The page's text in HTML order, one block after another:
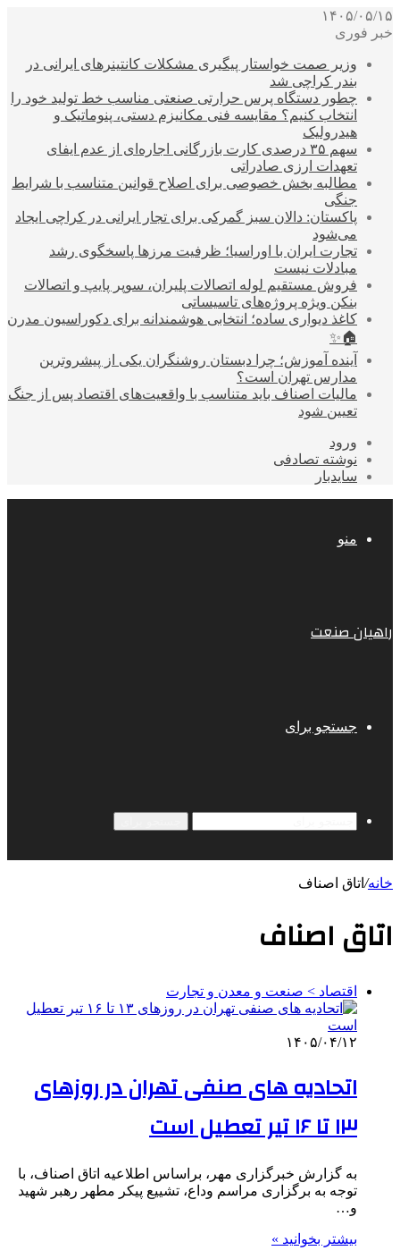
۱۴۰۵/۰۵/۱۵
خبر فوری
وزیر صمت خواستار پیگیری مشکلات کانتینرهای ایرانی در
بندر کراچی شد
چطور دستگاه پرس حرارتی صنعتی مناسب خط تولید خود را
انتخاب کنیم؟ مقایسه فنی مکانیزم دستی، پنوماتیک و
هیدرولیک
سهم ۳۵ درصدی کارت بازرگانی اجاره‌ای از عدم ایفای
تعهدات ارزی صادراتی
مطالبه بخش خصوصی برای اصلاح قوانین متناسب با شرایط
جنگی
پاکستان: دالان سبز گمرکی برای تجار ایرانی در کراچی ایجاد
می‌شود
تجارت ایران با اوراسیا؛ ظرفیت مرزها پاسخگوی رشد
مبادلات نیست
فروش مستقیم لوله اتصالات پلیران، سوپر پایپ و اتصالات
بنکن ویژه پروژه‌های تاسیساتی
کاغذ دیواری ساده؛ انتخابی هوشمندانه برای دکوراسیون مدرن
🏠✨
آینده آموزش؛ چرا دبستان روشنگران یکی از پیشروترین
مدارس تهران است؟
مالیات اصناف باید متناسب با واقعیت‌های اقتصاد پس از جنگ
تعیین شود
ورود
نوشته تصادفی
سایدبار
منو
راهیان صنعت
جستجو برای
خانه/ اتاق اصناف
اتاق اصناف
اقتصاد > صنعت و معدن و تجارت
۱۴۰۵/۰۴/۱۲
اتحادیه های صنفی تهران در روزهای
۱۳ تا ۱۶ تیر تعطیل است
به گزارش خبرگزاری مهر، براساس اطلاعیه اتاق اصناف، با
توجه به برگزاری مراسم وداع، تشییع پیکر مطهر رهبر شهید
و…
بیشتر بخوانید »